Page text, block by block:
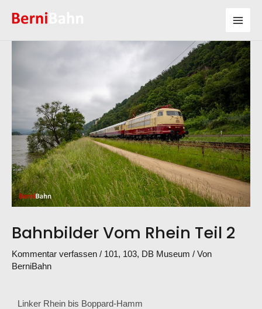
Bahnbilder Vom Rhein Teil 2
Kommentar verfassen / 101, 103, DB Museum / Von
BerniBahn
Linker Rhein bis Boppard-Hamm